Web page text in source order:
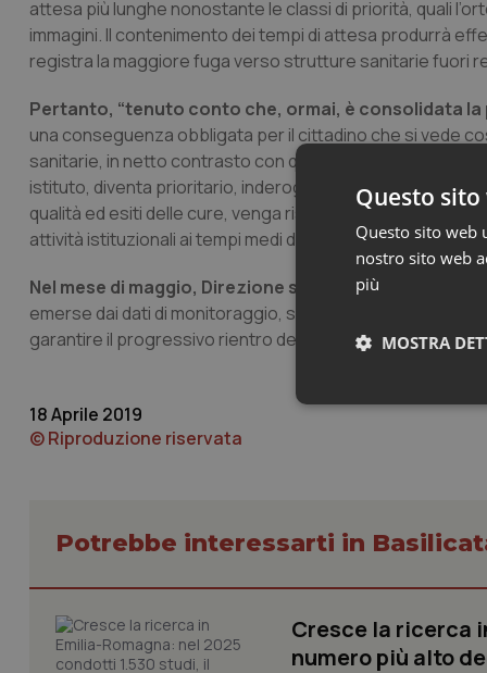
attesa più lunghe nonostante le classi di priorità, quali
immagini. Il contenimento dei tempi di attesa produrrà
registra la maggiore fuga verso strutture sanitarie fuori
Pertanto, “tenuto conto che, ormai, è consolidata
una conseguenza obbligata per il cittadino che si vede
sanitarie, in netto contrasto con quanto previsto dalle
istituto, diventa prioritario, inderogabile e indifferibile
qualità ed esiti delle cure, venga rispettato il progressivo
attività istituzionali ai tempi medi di quelle libera
Nel mese di maggio, Direzione sanitaria e Direttori dei
emerse dai dati di monitoraggio, si possano individuare
garantire il progressivo rientro dei tempi di attesa nei
18 Aprile 2019
© Riproduzione riservata
Potrebbe interessarti in
Cresce la ricerca
numero più alto
Questo
Questo sito web
nostro sito web
più
MOSTRA
e l'accesso alle
Nome